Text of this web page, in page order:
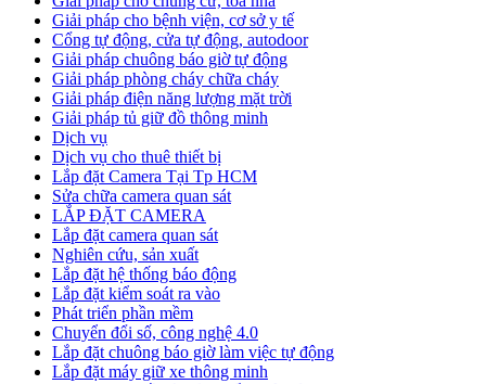
Giải pháp cho bệnh viện, cơ sở y tế
Cổng tự động, cửa tự động, autodoor
Giải pháp chuông báo giờ tự động
Giải pháp phòng cháy chữa cháy
Giải pháp điện năng lượng mặt trời
Giải pháp tủ giữ đồ thông minh
Dịch vụ
Dịch vụ cho thuê thiết bị
Lắp đặt Camera Tại Tp HCM
Sửa chữa camera quan sát
LẮP ĐẶT CAMERA
Lắp đặt camera quan sát
Nghiên cứu, sản xuất
Lắp đặt hệ thống báo động
Lắp đặt kiểm soát ra vào
Phát triển phần mềm
Chuyển đổi số, công nghệ 4.0
Lắp đặt chuông báo giờ làm việc tự động
Lắp đặt máy giữ xe thông minh